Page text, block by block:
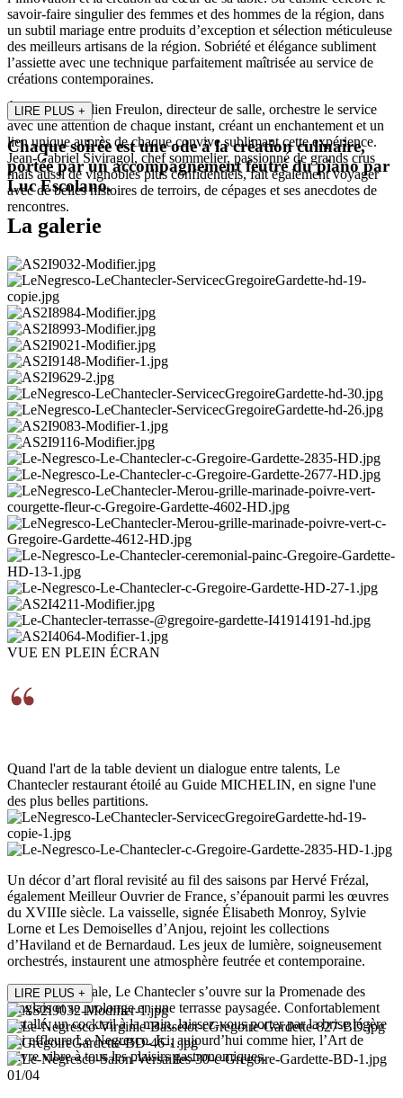
savoir-faire singulier des femmes et des hommes de la région, dans
un subtil mariage entre produits d’exception et sélection méticuleuse
des meilleurs artisans de la région. Sobriété et élégance subliment
l’assiette avec une technique parfaitement maîtrisée au service de
créations contemporaines.
À ses côtés, Julien Freulon, directeur de salle, orchestre le service
avec une attention de chaque instant, créant un enchantement et un
lien unique auprès de chaque convive sublimant cette expérience.
Jean-Gabriel Siviragol, chef sommelier, passionné de grands crus
mais aussi de vignobles plus confidentiels, fait également voyager
avec de belles histoires de terroirs, de cépages et ses anecdotes de
rencontres.
LIRE PLUS +
Chaque soirée est une ode à la création culinaire,
portée par un accompagnement feutré du piano par
Luc Escolano.
La galerie
VUE EN PLEIN ÉCRAN
Quand l'art de la table devient un dialogue entre talents, Le
Chantecler restaurant étoilé au Guide MICHELIN, en signe l'une
des plus belles partitions.
Un décor d’art floral revisité au fil des saisons par Hervé Frézal,
également Meilleur Ouvrier de France, s’épanouit parmi les œuvres
du XVIIIe siècle. La vaisselle, signée Élisabeth Monroy, Sylvie
Lorne et Les Demoiselles d’Anjou, rejoint les collections
d’Haviland et de Bernardaud. Les jeux de lumière, soigneusement
orchestrés, instaurent une atmosphère feutrée et contemporaine.
En saison estivale, Le Chantecler s’ouvre sur la Promenade des
Anglais et se prolonge en une terrasse paysagée. Confortablement
installé, un cocktail à la main, laissez-vous porter par la brise légère
qui effleure Le Negresco. Ici, aujourd’hui comme hier, l’Art de
Vivre vibre à tous les plaisirs gastronomiques.
LIRE PLUS +
01/04